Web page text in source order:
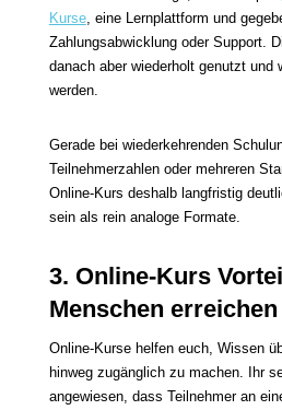
Kurse, eine Lernplattform und
Zahlungsabwicklung oder Support.
danach aber wiederholt genutzt und
werden.
Gerade bei wiederkehrenden
Teilnehmerzahlen oder mehreren
Online-Kurs deshalb langfristig
sein als rein analoge Formate.
3. Online-Kurs
Menschen erreichen
Online-Kurse helfen euch, Wissen
hinweg zugänglich zu machen. Ihr
angewiesen, dass Teilnehmer an